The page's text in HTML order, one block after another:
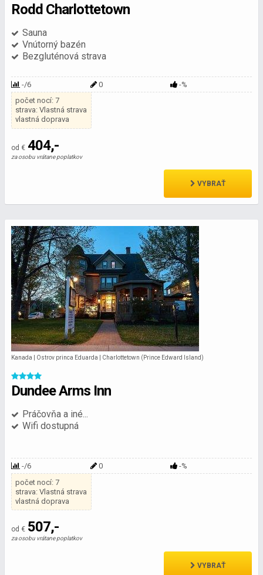
Rodd Charlottetown
Sauna
Vnútorný bazén
Bezgluténová strava
-/6 0
-%
počet nocí: 7
strava: Vlastná strava
vlastná doprava
od € 404,-
za osobu vrátane poplatkov
VYBRAŤ
Kanada | Ostrov princa Eduarda | Charlottetown (Prince Edward Island)
Dundee Arms Inn
Práčovňa a iné...
Wifi dostupná
-/6 0
-%
počet nocí: 7
strava: Vlastná strava
vlastná doprava
od € 507,-
za osobu vrátane poplatkov
VYBRAŤ